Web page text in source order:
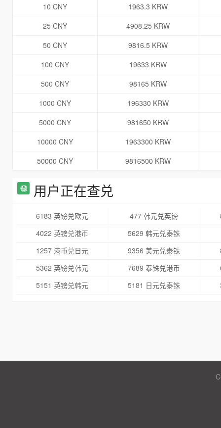
10 CNY
1963.3 KRW
25 CNY
4908.25 KRW
50 CNY
9816.5 KRW
100 CNY
19633 KRW
500 CNY
98165 KRW
1000 CNY
196330 KRW
5000 CNY
981650 KRW
10000 CNY
1963300 KRW
50000 CNY
9816500 KRW
用户正在查兑
6183 英镑兑欧元 477 韩元兑英镑
4022 英镑兑港币
5629 韩元兑泰铢
1257 港币兑日元
9356 美元兑泰铢
5362 英镑兑韩元
7689 泰铢兑港币
5151 英镑兑韩元
5181 日元兑泰铢